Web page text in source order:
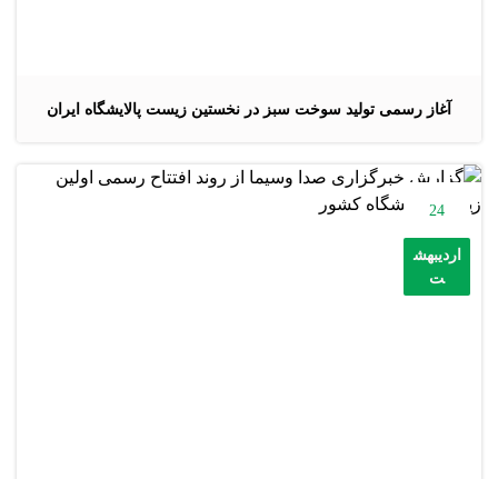
آغاز رسمی تولید سوخت سبز در نخستین زیست پالایشگاه ایران
24
اردیبهش
ت